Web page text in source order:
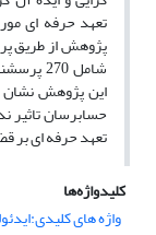
تعهد حرفه ای
پژوهش از طریق
شامل
این پژوهش نشان
حسابرسان تاثیر
تعهد حرفه ای
کلیدواژه‌ها
واژه های